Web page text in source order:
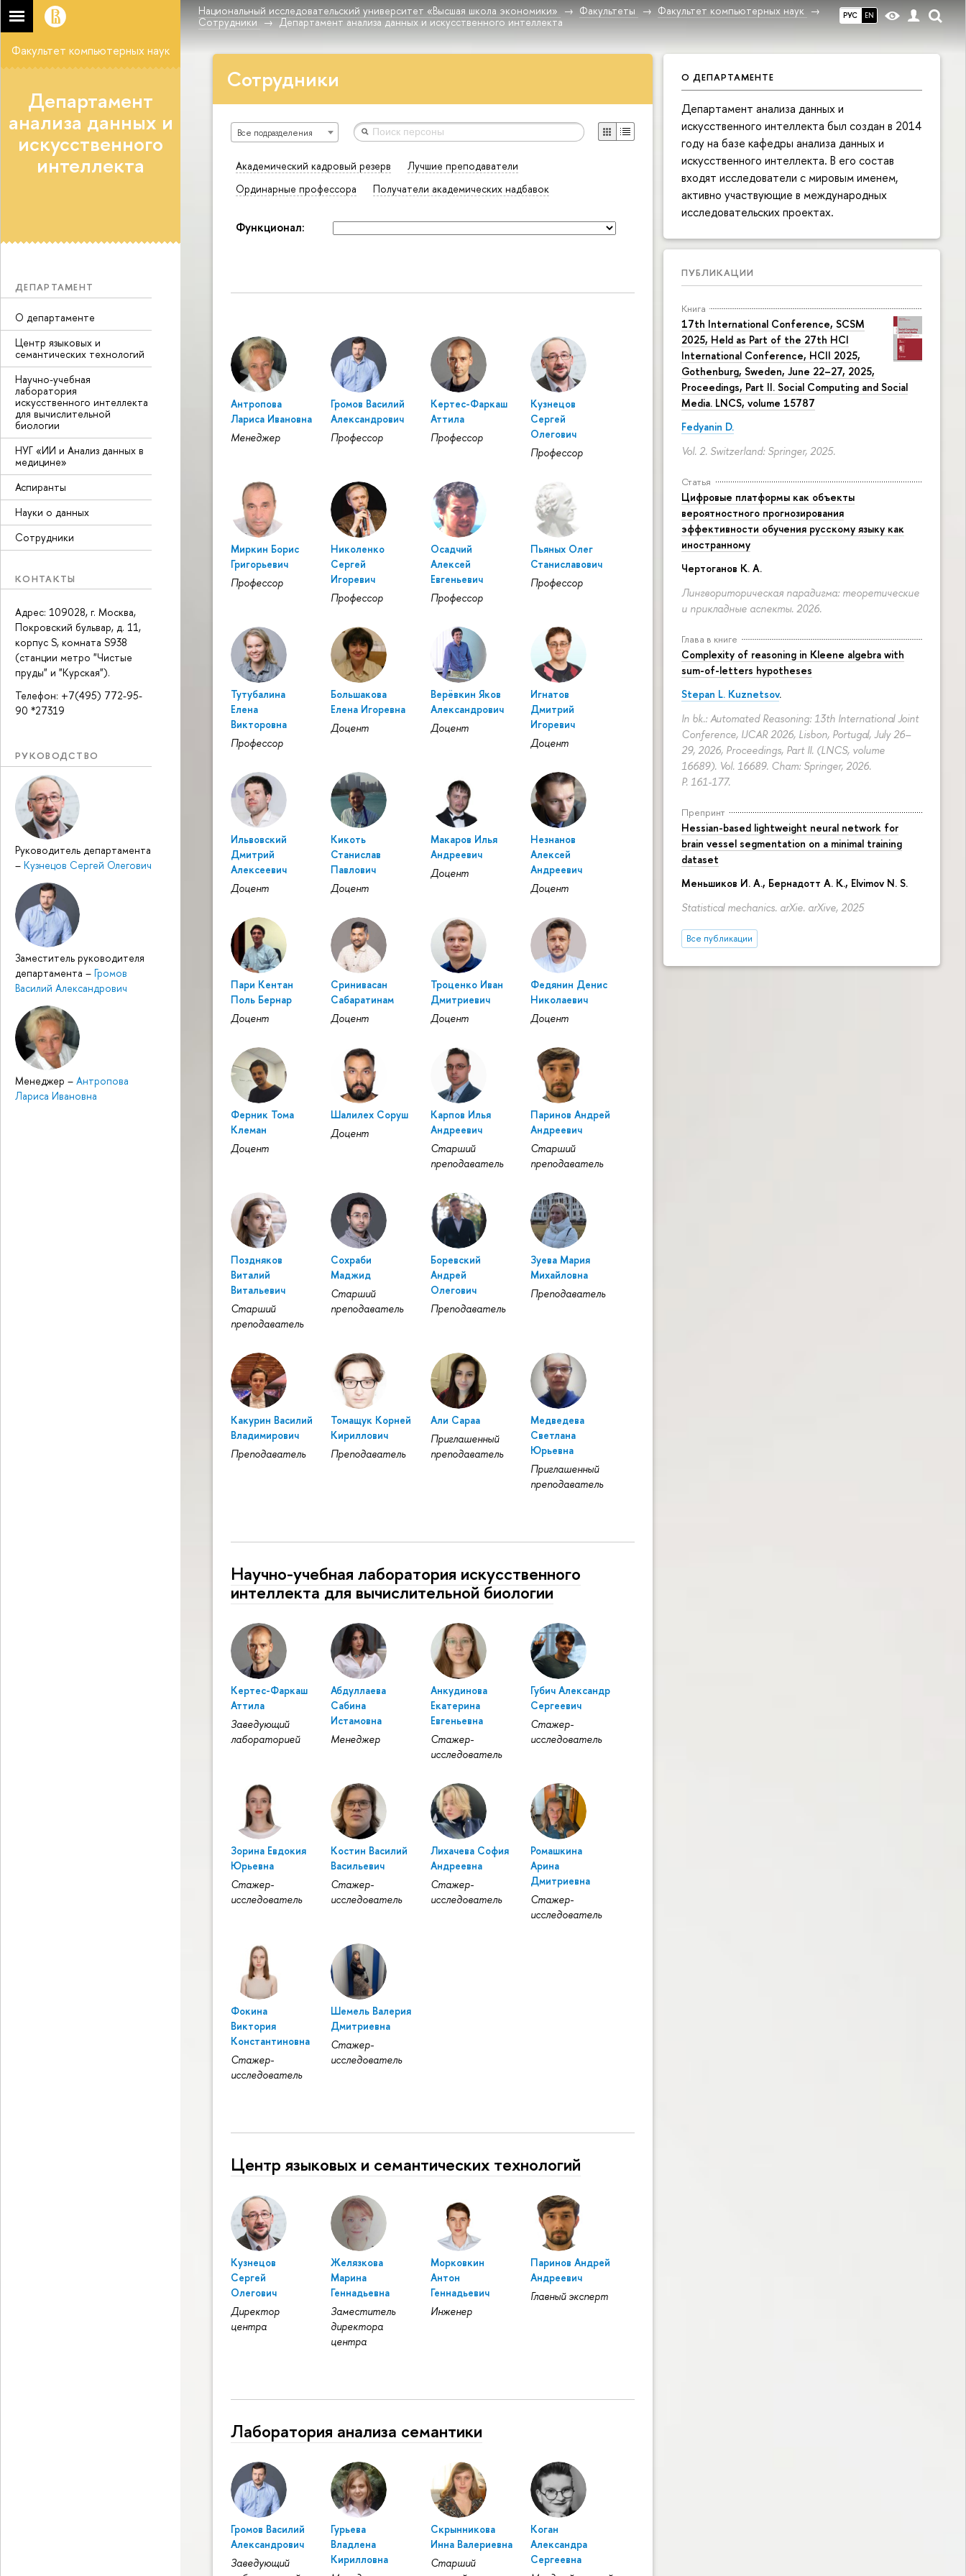
РУС EN
Национальный исследовательский университет «Высшая школа экономики» Факультеты
Факультет компьютерных наук
Сотрудники
Департамент анализа данных и искусственного интеллекта
Факультет компьютерных наук
Департамент
анализа данных и
искусственного
интеллекта
ДЕПАРТАМЕНТ
О департаменте
Центр языковых и
семантических технологий
Научно-учебная
лаборатория
искусственного интеллекта
для вычислительной
биологии
НУГ «ИИ и Анализ данных в
медицине»
Аспиранты
Науки о данных
Сотрудники
КОНТАКТЫ
Адрес: 109028, г. Москва,
Покровский бульвар, д. 11,
корпус S, комната S938
(станции метро "Чистые
пруды" и "Курская").
Телефон: +7(495) 772-95-
90 *27319
РУКОВОДСТВО
Руководитель департамента
– Кузнецов Сергей Олегович
Заместитель руководителя
департамента – Громов
Василий Александрович
Менеджер – Антропова
Лариса Ивановна
О ДЕПАРТАМЕНТЕ
Департамент анализа данных и
искусственного интеллекта был создан в 2014
году на базе кафедры анализа данных и
искусственного интеллекта. В его состав
входят исследователи с мировым именем,
активно участвующие в международных
исследовательских проектах.
ПУБЛИКАЦИИ
Книга
17th International Conference, SCSM
2025, Held as Part of the 27th HCI
International Conference, HCII 2025,
Gothenburg, Sweden, June 22–27, 2025,
Proceedings, Part II. Social Computing and Social
Media. LNCS, volume 15787
Fedyanin D.
Vol. 2. Switzerland: Springer, 2025.
Статья
Цифровые платформы как объекты
вероятностного прогнозирования
эффективности обучения русскому языку как
иностранному
Чертоганов К. А.
Лингвориторическая парадигма: теоретические
и прикладные аспекты. 2026.
Глава в книге
Complexity of reasoning in Kleene algebra with
sum-of-letters hypotheses
Stepan L. Kuznetsov.
In bk.: Automated Reasoning: 13th International Joint
Conference, IJCAR 2026, Lisbon, Portugal, July 26–
29, 2026, Proceedings, Part II. (LNCS, volume
16689). Vol. 16689. Cham: Springer, 2026.
P. 161-177.
Препринт
Hessian-based lightweight neural network for
brain vessel segmentation on a minimal training
dataset
Меньшиков И. А., Бернадотт А. К., Elvimov N. S.
Statistical mechanics. arXie. arXive, 2025
Все публикации
Сотрудники
Все подразделения
Академический кадровый резерв
Лучшие преподаватели
Ординарные профессора
Получатели академических надбавок
Функционал:
Антропова
Лариса Ивановна
Менеджер
Громов Василий
Александрович
Профессор
Кертес-Фаркаш
Аттила
Профессор
Кузнецов
Сергей
Олегович
Профессор
Миркин Борис
Григорьевич
Профессор
Николенко
Сергей
Игоревич
Профессор
Осадчий
Алексей
Евгеньевич
Профессор
Пьяных Олег
Станиславович
Профессор
Тутубалина
Елена
Викторовна
Профессор
Большакова
Елена Игоревна
Доцент
Верёвкин Яков
Александрович
Доцент
Игнатов
Дмитрий
Игоревич
Доцент
Ильвовский
Дмитрий
Алексеевич
Доцент
Кикоть
Станислав
Павлович
Доцент
Макаров Илья
Андреевич
Доцент
Незнанов
Алексей
Андреевич
Доцент
Пари Кентан
Поль Бернар
Доцент
Сринивасан
Сабаратинам
Доцент
Троценко Иван
Дмитриевич
Доцент
Федянин Денис
Николаевич
Доцент
Ферник Тома
Клеман
Доцент
Шалилех Соруш
Доцент
Карпов Илья
Андреевич
Старший
преподаватель
Паринов Андрей
Андреевич
Старший
преподаватель
Поздняков
Виталий
Витальевич
Старший
преподаватель
Сохраби
Маджид
Старший
преподаватель
Боревский
Андрей
Олегович
Преподаватель
Зуева Мария
Михайловна
Преподаватель
Какурин Василий
Владимирович
Преподаватель
Томащук Корней
Кириллович
Преподаватель
Али Сараа
Приглашенный
преподаватель
Медведева
Светлана
Юрьевна
Приглашенный
преподаватель
Научно-учебная лаборатория искусственного
интеллекта для вычислительной биологии
Кертес-Фаркаш
Аттила
Заведующий
лабораторией
Абдуллаева
Сабина
Истамовна
Менеджер
Анкудинова
Екатерина
Евгеньевна
Стажер-
исследователь
Губич Александр
Сергеевич
Стажер-
исследователь
Зорина Евдокия
Юрьевна
Стажер-
исследователь
Костин Василий
Васильевич
Стажер-
исследователь
Лихачева София
Андреевна
Стажер-
исследователь
Ромашкина
Арина
Дмитриевна
Стажер-
исследователь
Фокина
Виктория
Константиновна
Стажер-
исследователь
Шемель Валерия
Дмитриевна
Стажер-
исследователь
Центр языковых и семантических технологий
Кузнецов
Сергей
Олегович
Директор
центра
Желязкова
Марина
Геннадьевна
Заместитель
директора
центра
Морковкин
Антон
Геннадьевич
Инженер
Паринов Андрей
Андреевич
Главный эксперт
Лаборатория анализа семантики
Громов Василий
Александрович
Заведующий
Гурьева
Владлена
Кирилловна
Скрынникова
Инна Валериевна
Старший
Коган
Александра
Сергеевна